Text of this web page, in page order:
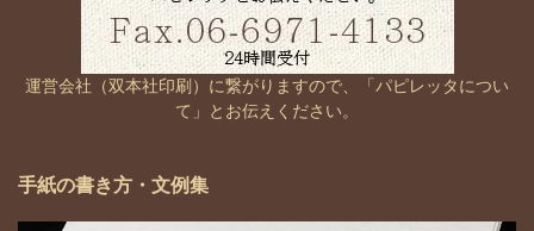
運営会社（双本社印刷）に繋がりますので、「パピレッタについ
て」とお伝えください。
手紙の書き方・文例集